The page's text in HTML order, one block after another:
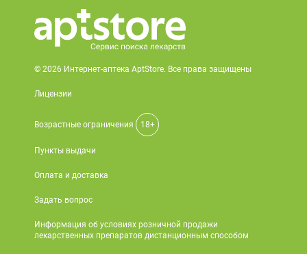
© 2026 Интернет-аптека AptStore. Все права защищены
Лицензии
Возрастные ограничения 18+
Пункты выдачи
Оплата и доставка
Задать вопрос
Информация об условиях розничной продажи
лекарственных препаратов дистанционным способом